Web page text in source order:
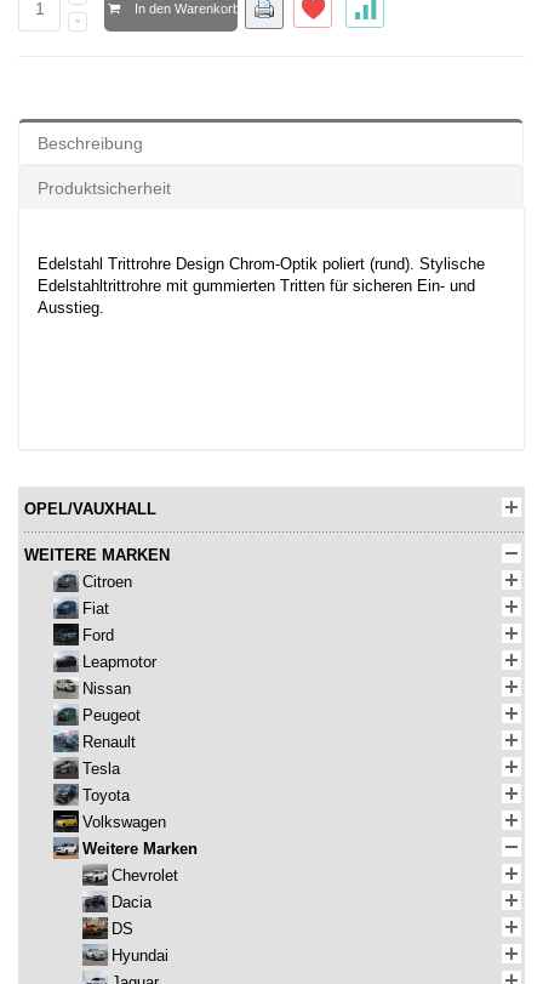
In den Warenkorb
Beschreibung
Produktsicherheit
Edelstahl Trittrohre Design Chrom-Optik poliert (rund). Stylische
Edelstahltrittrohre mit gummierten Tritten für sicheren Ein- und
Ausstieg.
OPEL/VAUXHALL
WEITERE MARKEN
Citroen
Fiat
Ford
Leapmotor
Nissan
Peugeot
Renault
Tesla
Toyota
Volkswagen
Weitere Marken
Chevrolet
Dacia
DS
Hyundai